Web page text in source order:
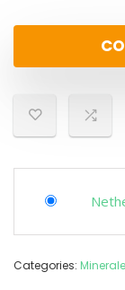
Categories: